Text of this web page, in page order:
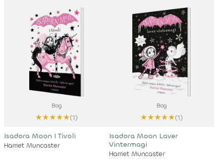
Bog
★★★★★(1)
Isadora Moon I Tivoli
Harriet Muncaster
Bog
★★★★★(1)
Isadora Moon Laver
Vintermagi
Harriet Muncaster